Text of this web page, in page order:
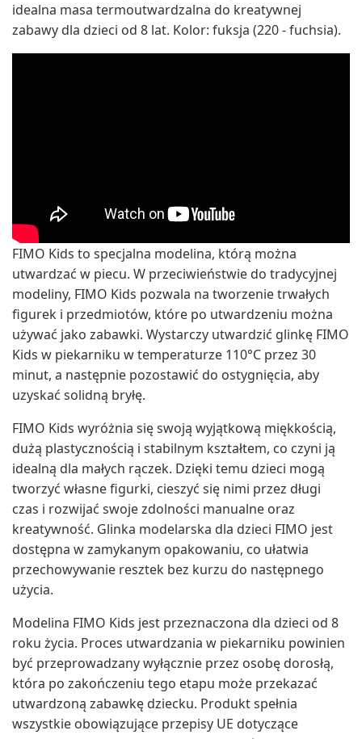
idealna masa termoutwardzalna do kreatywnej
zabawy dla dzieci od 8 lat. Kolor: fuksja (220 - fuchsia).
FIMO Kids to specjalna modelina, którą można
utwardzać w piecu. W przeciwieństwie do tradycyjnej
modeliny, FIMO Kids pozwala na tworzenie trwałych
figurek i przedmiotów, które po utwardzeniu można
używać jako zabawki. Wystarczy utwardzić glinkę FIMO
Kids w piekarniku w temperaturze 110°C przez 30
minut, a następnie pozostawić do ostygnięcia, aby
uzyskać solidną bryłę.
FIMO Kids wyróżnia się swoją wyjątkową miękkością,
dużą plastycznością i stabilnym kształtem, co czyni ją
idealną dla małych rączek. Dzięki temu dzieci mogą
tworzyć własne figurki, cieszyć się nimi przez długi
czas i rozwijać swoje zdolności manualne oraz
kreatywność. Glinka modelarska dla dzieci FIMO jest
dostępna w zamykanym opakowaniu, co ułatwia
przechowywanie resztek bez kurzu do następnego
użycia.
Modelina FIMO Kids jest przeznaczona dla dzieci od 8
roku życia. Proces utwardzania w piekarniku powinien
być przeprowadzany wyłącznie przez osobę dorosłą,
która po zakończeniu tego etapu może przekazać
utwardzoną zabawkę dziecku. Produkt spełnia
wszystkie obowiązujące przepisy UE dotyczące